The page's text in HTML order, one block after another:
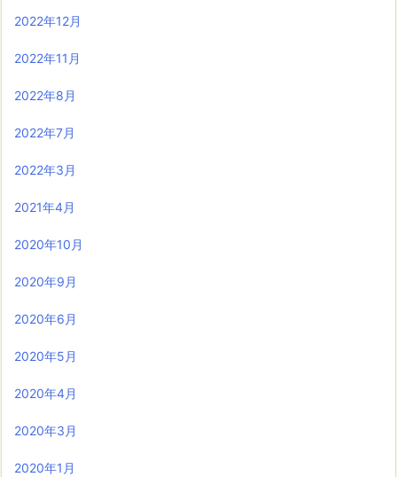
2022年12月
2022年11月
2022年8月
2022年7月
2022年3月
2021年4月
2020年10月
2020年9月
2020年6月
2020年5月
2020年4月
2020年3月
2020年1月